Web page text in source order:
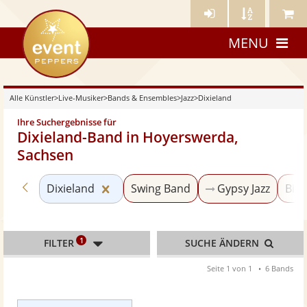
Künstler- Künstler Meine
eventpeppers
MENU
Alle Künstler>Live-Musiker>Bands & Ensembles>Jazz>Dixieland
Ihre Suchergebnisse für
Dixieland-Band in Hoyerswerda,
Sachsen
Zurück zu «Jazz»
Dixieland Kategorie «Dixieland» zurücksetzen
Swing Band Gypsy Jazz Big
FILTER 1 SUCHE ÄNDERN
Seite 1 von 1 6 Bands